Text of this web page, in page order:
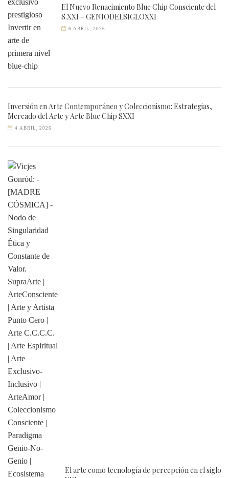
El Nuevo Renacimiento Blue Chip Consciente del
S.XXI – GENIODELSIGLOXXI
6 ABRIL, 2026
Inversión en Arte Contemporáneo y Coleccionismo: Estrategias,
Mercado del Arte y Arte Blue Chip SXXI
4 ABRIL, 2026
El arte como tecnología de percepción en el siglo